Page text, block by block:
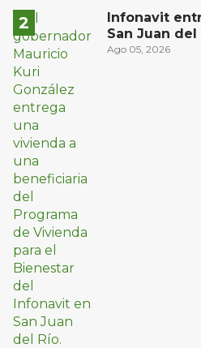
Infonavit
San Juan
bajos ingresos
Ago 05, 2026